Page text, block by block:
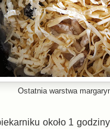
Ostatnia warstwa
około 1